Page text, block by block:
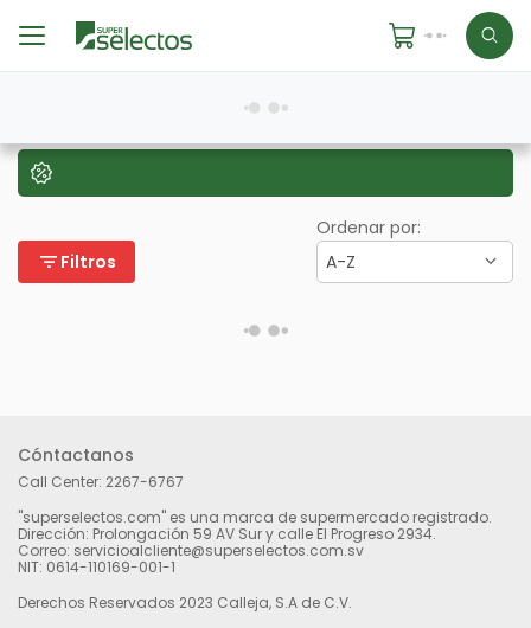
filter_list Filtros
Ordenar por:
A-Z
Cóntactanos
Call Center: 2267-6767
"superselectos.com" es una marca de supermercado registrado.
Dirección: Prolongación 59 AV Sur y calle El Progreso 2934.
Correo: servicioalcliente@superselectos.com.sv
NIT: 0614-110169-001-1
Derechos Reservados 2023 Calleja, S.A de C.V.